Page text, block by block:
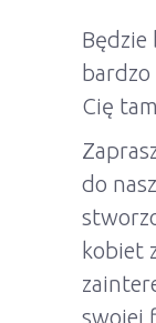
Będzie
Cię
do
kobiet
swojej